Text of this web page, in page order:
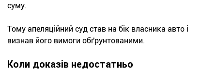
суму.
Тому апеляційний суд став на бік власника авто і
визнав його вимоги обґрунтованими.
Коли доказів недостатньо